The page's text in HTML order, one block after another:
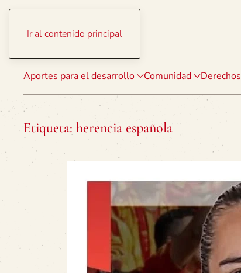
Ir al contenido principal
Aportes para el desarrollo Comunidad Derechos
Etiqueta: herencia española